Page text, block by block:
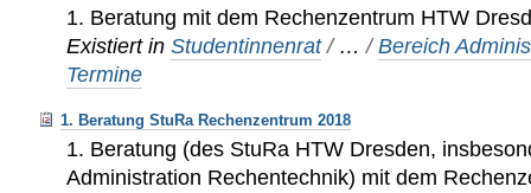
1. Beratung mit dem Rechenzentrum HTW
Existiert in Studentinnenrat / …/Bereich
Termine
1. Beratung StuRa Rechenzentrum 2018
1. Beratung (des StuRa HTW Dresden,
Administration Rechentechnik) mit dem